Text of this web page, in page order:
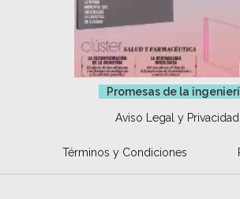
Promesas de la
Aviso Legal y Privacidad
Términos y Condiciones